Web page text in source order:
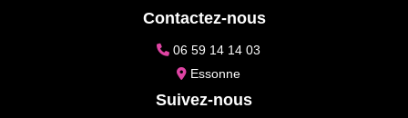
Contactez-nous
06 59 14 14 03
Essonne
Suivez-nous